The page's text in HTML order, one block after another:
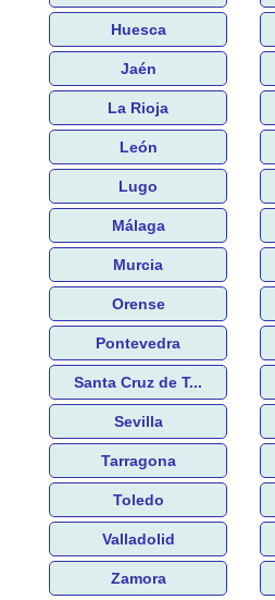
Huesca
Jaén
La Rioja
León
Lugo
Málaga
Murcia
Orense
Pontevedra
Santa Cruz de T...
Sevilla
Tarragona
Toledo
Valladolid
Zamora